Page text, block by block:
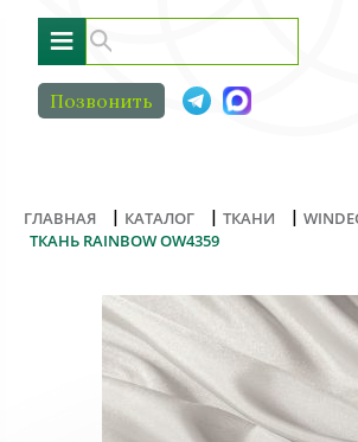
≡
Позвонить
ГЛАВНАЯ | КАТАЛОГ | ТКАНИ |
ТКАНЬ RAINBOW OW4359